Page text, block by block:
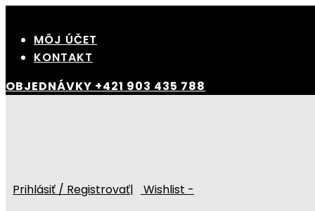
content
MÔJ ÚČET
KONTAKT
OBJEDNÁVKY +421 903 435 788
Prihlásiť / Registrovať| Wishlist -